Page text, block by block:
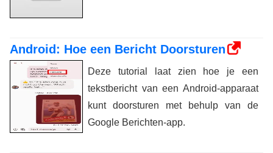
Android: Hoe een Bericht Doorsturen
Deze tutorial laat zien hoe je een
tekstbericht van een Android-apparaat
kunt doorsturen met behulp van de
Google Berichten-app.